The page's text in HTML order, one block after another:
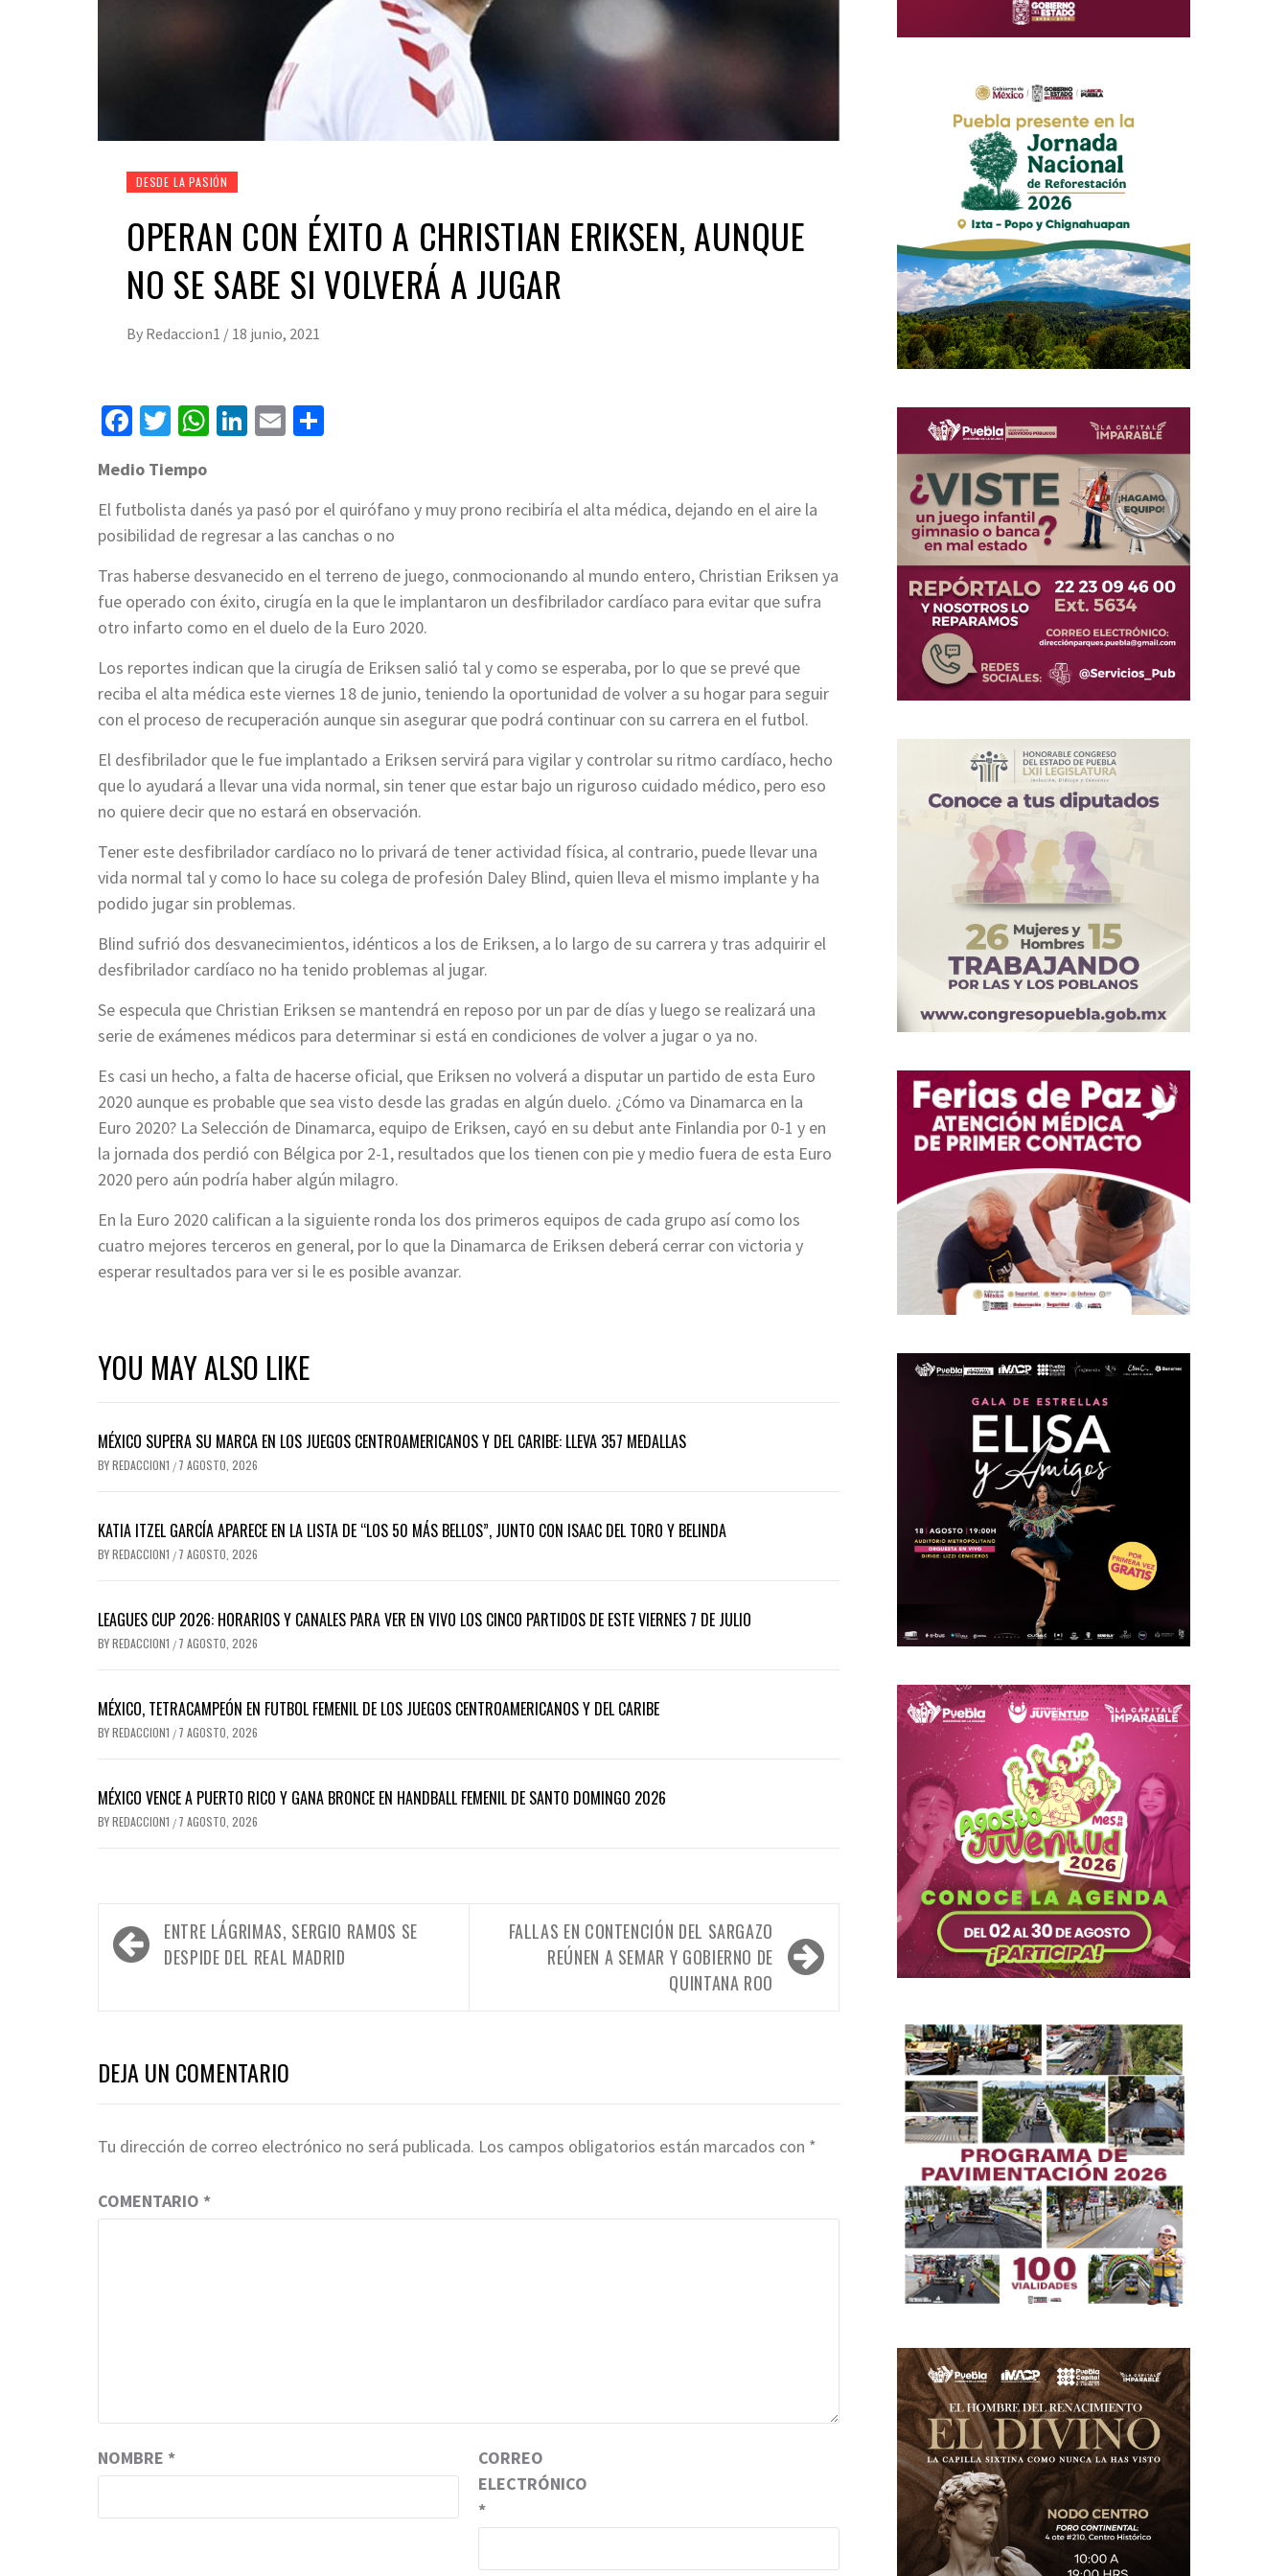
DESDE LA PASIÓN
OPERAN CON ÉXITO A CHRISTIAN ERIKSEN, AUNQUE
NO SE SABE SI VOLVERÁ A JUGAR
By Redaccion1 / 18 junio, 2021
Facebook
Twitter
WhatsApp
LinkedIn
Email
Medio Tiempo
El futbolista danés ya pasó por el quirófano y muy prono recibiría el alta médica, dejando en el aire la
posibilidad de regresar a las canchas o no
Tras haberse desvanecido en el terreno de juego, conmocionando al mundo entero, Christian Eriksen ya
fue operado con éxito, cirugía en la que le implantaron un desfibrilador cardíaco para evitar que sufra
otro infarto como en el duelo de la Euro 2020.
Los reportes indican que la cirugía de Eriksen salió tal y como se esperaba, por lo que se prevé que
reciba el alta médica este viernes 18 de junio, teniendo la oportunidad de volver a su hogar para seguir
con el proceso de recuperación aunque sin asegurar que podrá continuar con su carrera en el futbol.
El desfibrilador que le fue implantado a Eriksen servirá para vigilar y controlar su ritmo cardíaco, hecho
que lo ayudará a llevar una vida normal, sin tener que estar bajo un riguroso cuidado médico, pero eso
no quiere decir que no estará en observación.
Tener este desfibrilador cardíaco no lo privará de tener actividad física, al contrario, puede llevar una
vida normal tal y como lo hace su colega de profesión Daley Blind, quien lleva el mismo implante y ha
podido jugar sin problemas.
Blind sufrió dos desvanecimientos, idénticos a los de Eriksen, a lo largo de su carrera y tras adquirir el
desfibrilador cardíaco no ha tenido problemas al jugar.
Se especula que Christian Eriksen se mantendrá en reposo por un par de días y luego se realizará una
serie de exámenes médicos para determinar si está en condiciones de volver a jugar o ya no.
Es casi un hecho, a falta de hacerse oficial, que Eriksen no volverá a disputar un partido de esta Euro
2020 aunque es probable que sea visto desde las gradas en algún duelo. ¿Cómo va Dinamarca en la
Euro 2020? La Selección de Dinamarca, equipo de Eriksen, cayó en su debut ante Finlandia por 0-1 y en
la jornada dos perdió con Bélgica por 2-1, resultados que los tienen con pie y medio fuera de esta Euro
2020 pero aún podría haber algún milagro.
En la Euro 2020 califican a la siguiente ronda los dos primeros equipos de cada grupo así como los
cuatro mejores terceros en general, por lo que la Dinamarca de Eriksen deberá cerrar con victoria y
esperar resultados para ver si le es posible avanzar.
YOU MAY ALSO LIKE
MÉXICO SUPERA SU MARCA EN LOS JUEGOS CENTROAMERICANOS Y DEL CARIBE: LLEVA 357 MEDALLAS
BYREDACCION1 / 7 AGOSTO, 2026
KATIA ITZEL GARCÍA APARECE EN LA LISTA DE “LOS 50 MÁS BELLOS”, JUNTO CON ISAAC DEL TORO Y BELINDA
BYREDACCION1 / 7 AGOSTO, 2026
LEAGUES CUP 2026: HORARIOS Y CANALES PARA VER EN VIVO LOS CINCO PARTIDOS DE ESTE VIERNES 7 DE JULIO
BYREDACCION1 / 7 AGOSTO, 2026
MÉXICO, TETRACAMPEÓN EN FUTBOL FEMENIL DE LOS JUEGOS CENTROAMERICANOS Y DEL CARIBE
BYREDACCION1 / 7 AGOSTO, 2026
MÉXICO VENCE A PUERTO RICO Y GANA BRONCE EN HANDBALL FEMENIL DE SANTO DOMINGO 2026
BYREDACCION1 / 7 AGOSTO, 2026
Navegación
de
ENTRE LÁGRIMAS, SERGIO RAMOS SE
DESPIDE DEL REAL MADRID
FALLAS EN CONTENCIÓN DEL SARGAZO
REÚNEN A SEMAR Y GOBIERNO DE
QUINTANA ROO
DEJA UN COMENTARIO
Tu dirección de correo electrónico no será publicada. Los campos obligatorios están marcados con *
COMENTARIO *
NOMBRE *
CORREO
ELECTRÓNICO
*